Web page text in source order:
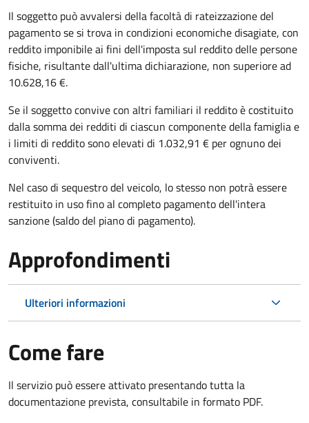
Il soggetto può avvalersi della facoltà di rateizzazione del
pagamento se si trova in condizioni economiche disagiate, con
reddito imponibile ai fini dell'imposta sul reddito delle persone
fisiche, risultante dall'ultima dichiarazione, non superiore ad
10.628,16 €.
Se il soggetto convive con altri familiari il reddito è costituito
dalla somma dei redditi di ciascun componente della famiglia e
i limiti di reddito sono elevati di 1.032,91 € per ognuno dei
conviventi.
Nel caso di sequestro del veicolo, lo stesso non potrà essere
restituito in uso fino al completo pagamento dell'intera
sanzione (saldo del piano di pagamento).
Approfondimenti
Ulteriori informazioni
Come fare
Il servizio può essere attivato presentando tutta la
documentazione prevista, consultabile in formato PDF.